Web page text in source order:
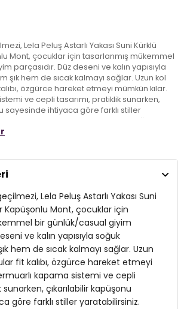
Lela Peluş Astarlı Yakası Suni Kürklü
Mont, çocuklar için tasarlanmış mükemmel
parçasıdır. Düz deseni ve kalın yapısıyla
şık hem de sıcak kalmayı sağlar. Uzun kol
özgürce hareket etmeyi mümkün kılar.
ve cepli tasarımı, pratiklik sunarken,
sayesinde ihtiyaca göre farklı stiller
durumu sayesinde ekstra konfor sağlayan
çocuklarınızın vazgeçilmezi olacak!
Kapüşonlu Yaka
Lela Peluş Astarlı Yakası Suni
Kapüşonlu Mont, çocuklar için
bir günlük/casual giyim
ve kalın yapısıyla soğuk
hem de sıcak kalmayı sağlar. Uzun
fit kalıbı, özgürce hareket etmeyi
kapama sistemi ve cepli
sunarken, çıkarılabilir kapüşonu
göre farklı stiller yaratabilirsiniz.